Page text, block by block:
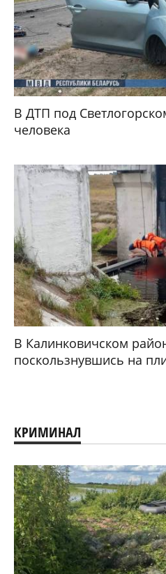
В ДТП под
человека
В Калинковичском
поскользнувшись на
КРИМИНАЛ